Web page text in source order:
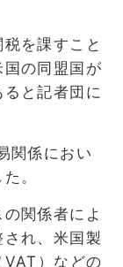
を課すこと
の同盟国が
ると記者団に
関係におい
。
関係者によ
れ、米国製
VAT）などの